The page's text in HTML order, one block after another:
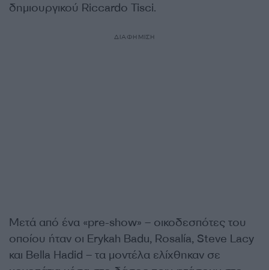
δημιουργικού Riccardo Tisci.
ΔΙΑΦΗΜΙΣΗ
Μετά από ένα «pre-show» – οικοδεσπότες του
οποίου ήταν οι Erykah Badu, Rosalía, Steve Lacy
και Bella Hadid – τα μοντέλα ελίχθηκαν σε